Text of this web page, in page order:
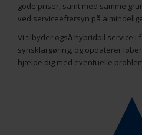
gode priser, samt med samme
ved serviceeftersyn på
Vi tilbyder også hybridbil service i
synsklargøring, og opdaterer
hjælpe dig med eventuelle